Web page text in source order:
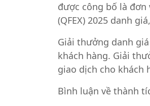
được công bố là
(QFEX) 2025 danh
Giải thưởng danh
khách hàng. Giải
giao dịch cho khách
Bình luận về thành